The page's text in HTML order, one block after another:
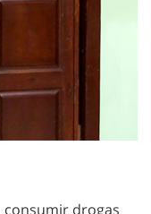
consumir drogas